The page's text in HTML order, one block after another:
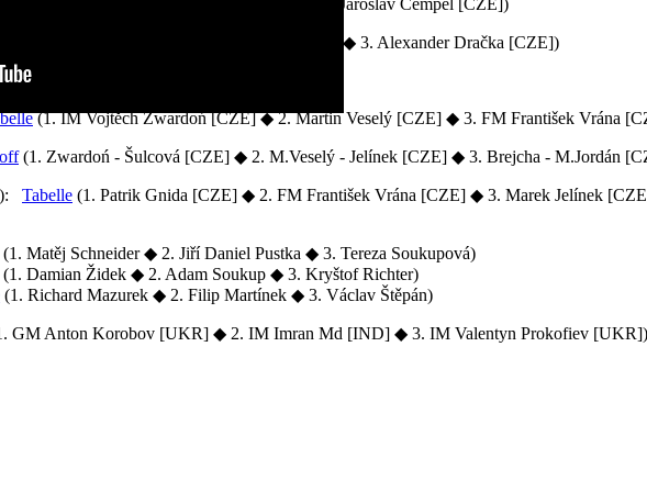
Nisztuk [POL] ◆ 2. Jaromír Hromádka [CZE] ◆ 3. Alexander Dračka [CZE])
(1. IM Vojtěch Zwardoń [CZE] ◆ 2. Martin Veselý [CZE] ◆ 3. FM František Vrána
(1. Zwardoń - Šulcová [CZE] ◆ 2. M.Veselý - Jelínek [CZE] ◆ 3. Brejcha - M.Jordán
Tabelle (1. Patrik Gnida [CZE] ◆ 2. FM František Vrána [CZE] ◆ 3. Marek Jelínek
(1. Matěj Schneider ◆ 2. Jiří Daniel Pustka ◆ 3. Tereza Soukupová)
(1. Damian Židek ◆ 2. Adam Soukup ◆ 3. Kryštof Richter)
(1. Richard Mazurek ◆ 2. Filip Martínek ◆ 3. Václav Štěpán)
GM Anton Korobov [UKR] ◆ 2. IM Imran Md [IND] ◆ 3. IM Valentyn Prokofiev [UKR])